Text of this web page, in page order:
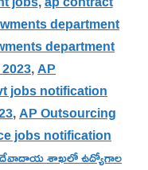
department
department
,AP
jobs notification
,AP Outsourcing
jobs notification
దేవాదాయ శాఖలో ఉద్యోగాల